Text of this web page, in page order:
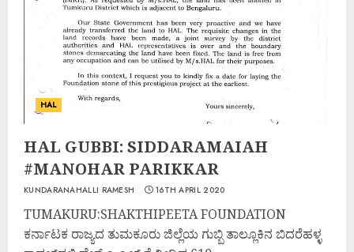
HAL
HAL GUBBI: SIDDARAMAIAH
#MANOHAR PARIKKAR
KUNDARANAHALLI RAMESH 16TH APRIL 2020
TUMAKURU:SHAKTHIPEETA FOUNDATION
ಕರ್ನಾಟಕ ರಾಜ್ಯದ ತುಮಕೂರು ಜಿಲ್ಲೆಯ ಗುಬ್ಬಿ ತಾಲ್ಲೂಕಿನ ಬಿದರೆಹಳ್ಳ